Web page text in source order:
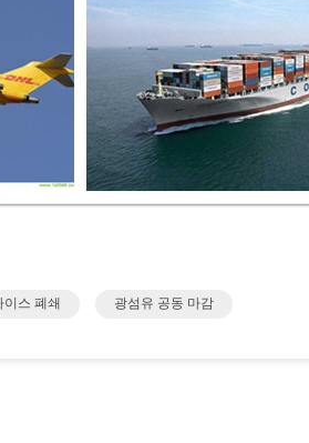
이스 폐쇄 광섬유 공동 마감